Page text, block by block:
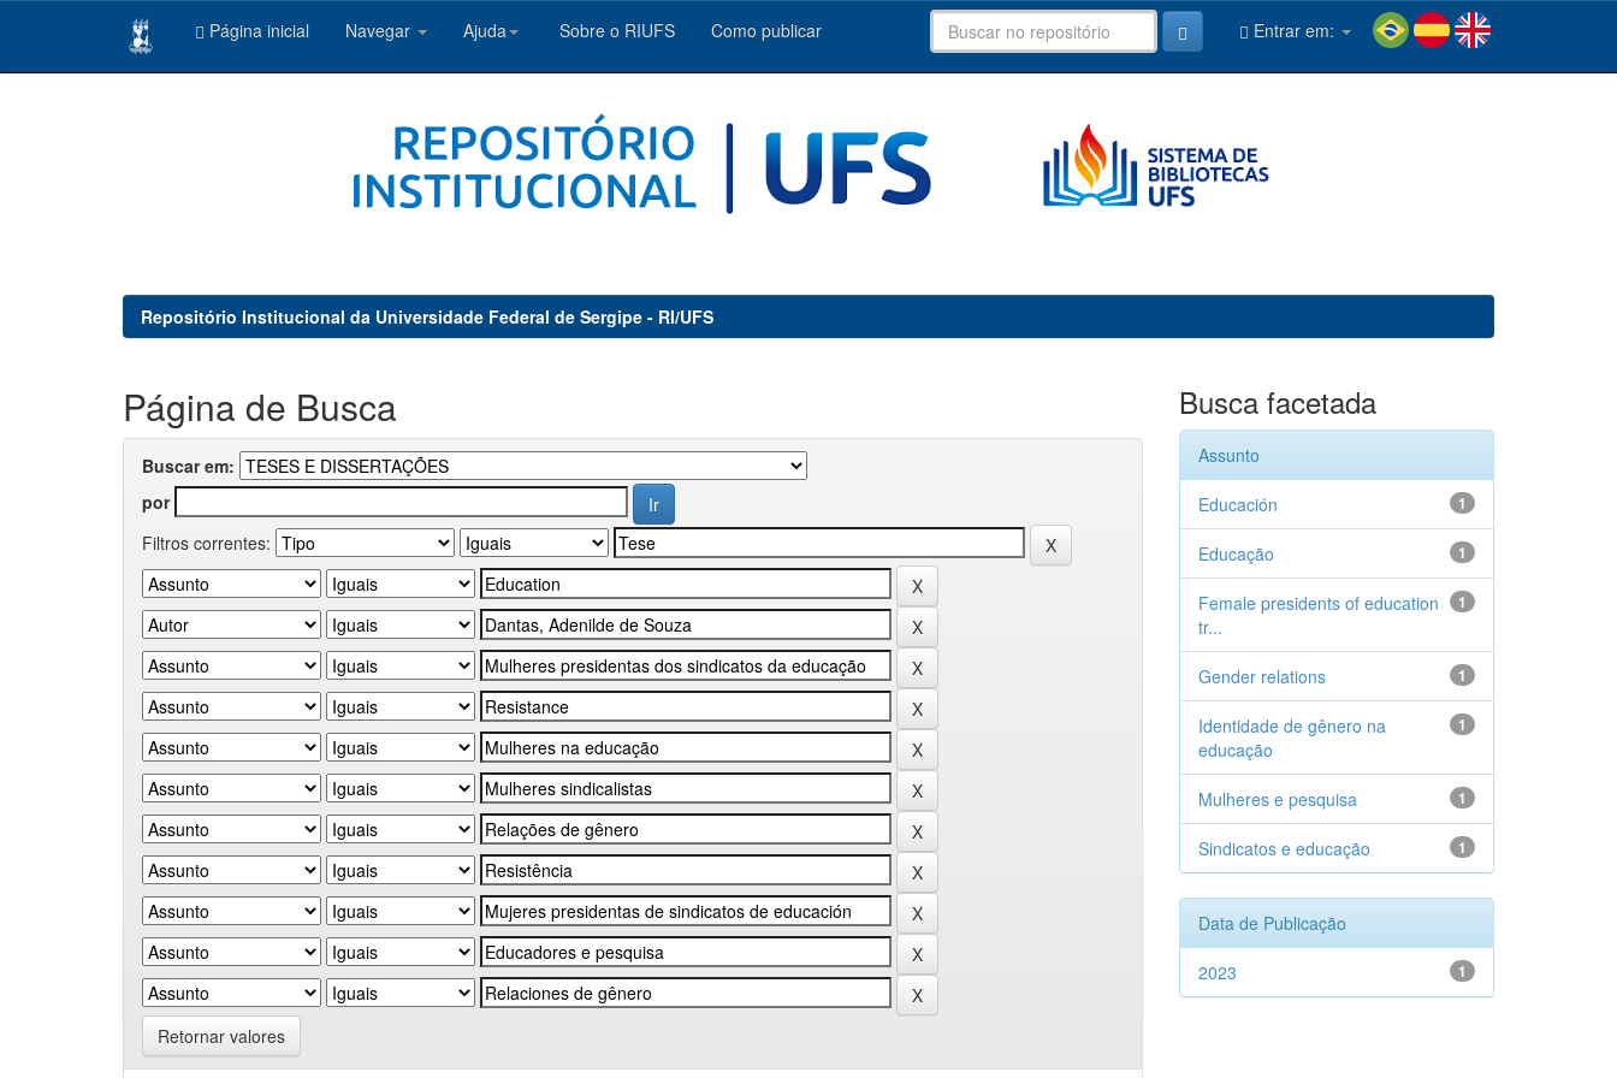
Página inicial Navegar Ajuda Sobre o RIUFS Como publicar Entrar em:
Repositório Institucional da Universidade Federal de Sergipe - RI/UFS
Página de Busca
Buscar em:
por
Filtros correntes:
Retornar valores
Busca facetada
Assunto
1
Educación
1
Educação
1
Female presidents of education
tr...
1
Gender relations
1
Identidade de gênero na
educação
1
Mulheres e pesquisa
1
Sindicatos e educação
Data de Publicação
1
2023